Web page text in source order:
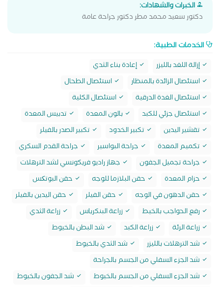
الخبرات والشهادات:
دكتور سعيد محمد مطر دكتور جراحة عامة
الخدمات الطبية:
إزالة اللغد بالليزر
إعادة بناء الثدي
استئصال الزائدة بالمنظار
استئصال الطحال
استئصال الغدة الدرقية
استئصال الكلية
استئصال جزئي للكبد
بالون المعدة
تدبيس المعدة
تقشير اليدين
تكبير الخدود
تكبير الصدر بالفيلر
تكميم المعدة
جراحة البواسير
جراحة القدم السكري
جراحة تجميل الجفون
جهاز راديو فريكونسي لشد الترهلات
حزام المعدة
حقن البلازما للوجه
حقن البوتکس
حقن الدهون في الوجه
حقن الفيلر
حقن اليدين بالفيلر
رفع الحواجب بالخيط
زراعة البنكرياس
زراعة الثدي
زراعة الرئة
زراعة الكبد
شد البطن بالخيوط
شد الترهلات بالليزر
شد الثدي بالخيوط
شد الجزء السفلي من الجسم بالجراحة
شد الجزء السفلي من الجسم بالخيوط
شد الجفون بالخيوط